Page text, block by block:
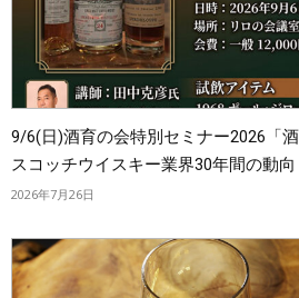
9/6(日)酒育の会特別セミナー2026「
スコッチウイスキー業界30年間の動向
2026年7月26日